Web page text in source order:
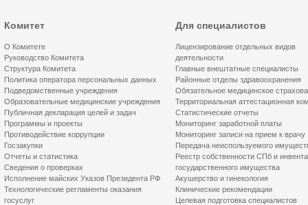
Комитет
О Комитете
Руководство Комитета
Структура Комитета
Политика оператора персональных данных
Подведомственные учреждения
Образовательные медицинские учреждения
Публичная декларация целей и задач
Программы и проекты
Противодействие коррупции
Госзакупки
Отчеты и статистика
Сведения о проверках
Исполнение майских Указов Президента РФ
Технологические регламенты оказания
госуслуг
Для специалистов
Лицензирование отдельных видов
деятельности
Главные внештатные специалисты
Районные отделы здравоохранения
Обязательное медицинское
Территориальная аттестационная
Статистические отчеты
Мониторинг заработной платы
Мониторинг записи на прием к врачу
Передача неиспользуемого
Реестр собственности СПб и
государственного имущества
Акушерство и гинекология
Клинические рекомендации
Целевая подготовка специалистов